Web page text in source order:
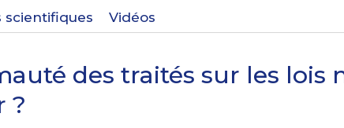
scientifiques Vidéos
des traités sur les lois
?